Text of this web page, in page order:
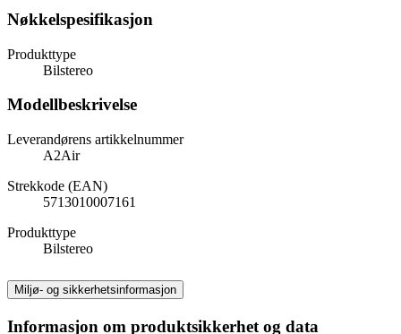
Nøkkelspesifikasjon
Produkttype
Bilstereo
Modellbeskrivelse
Leverandørens artikkelnummer
A2Air
Strekkode (EAN)
5713010007161
Produkttype
Bilstereo
Miljø- og sikkerhetsinformasjon
Informasjon om produktsikkerhet og data